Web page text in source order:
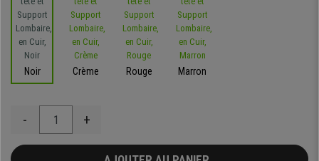
Noir Crème Rouge Marron
- +